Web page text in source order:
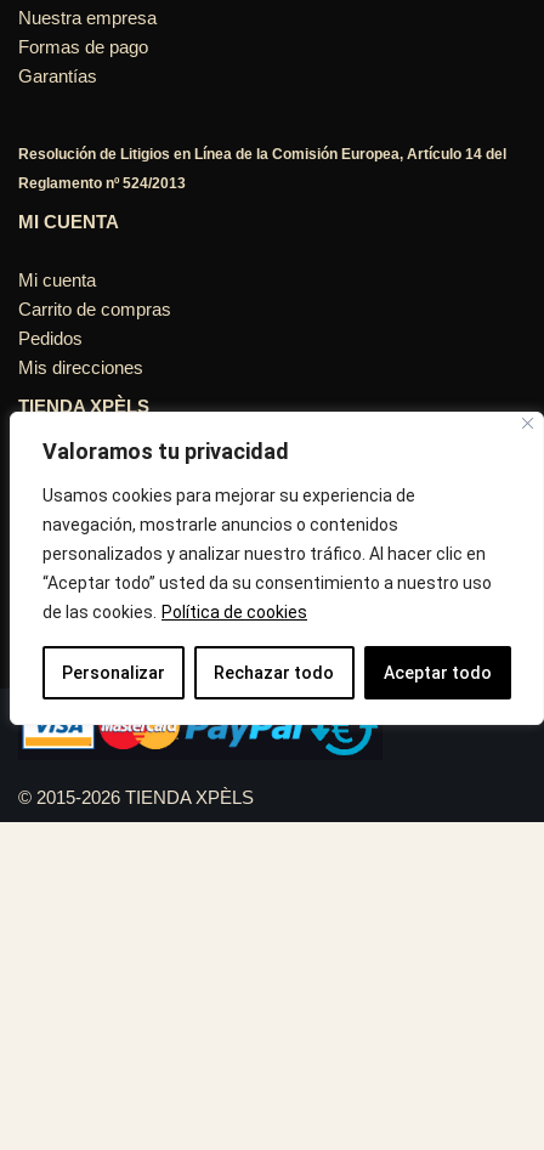
Valoramos tu privacidad
Usamos cookies para mejorar su experiencia de
navegación, mostrarle anuncios o contenidos
personalizados y analizar nuestro tráfico. Al hacer clic en
“Aceptar todo” usted da su consentimiento a nuestro uso
de las cookies.
Política de cookies
Personalizar Rechazar todo Aceptar todo
Nuestra empresa
Formas de pago
Garantías
Resolución de Litigios en Línea de la Comisión Europea, Artículo 14 del
Reglamento nº 524/2013
MI CUENTA
Mi cuenta
Carrito de compras
Pedidos
Mis direcciones
TIENDA XPÈLS
Avinguda Molins de Rei Nº 3
08755, Barcelona, Cataluña, España
Horario: Lun-Vie 09:30h a 13:30h y 16:45h a 20:00h - Sab
10:30h a 14:.00h
Correo:info@tiendaxpels.com
© 2015-2026 TIENDA XPÈLS